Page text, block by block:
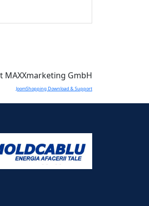
MAXXmarketing GmbH
JoomShopping Download & Support